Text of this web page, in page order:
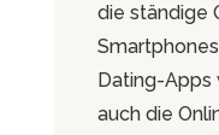
die ständige
Dating-Apps
auch die